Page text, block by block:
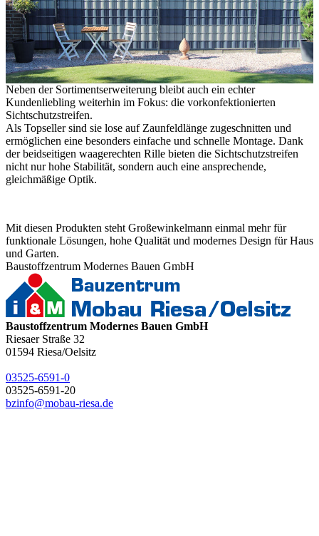
Neben der Sortimentserweiterung bleibt auch ein echter
Kundenliebling weiterhin im Fokus: die vorkonfektionierten
Sichtschutzstreifen.
Als Topseller sind sie lose auf Zaunfeldlänge zugeschnitten und
ermöglichen eine besonders einfache und schnelle Montage. Dank
der beidseitigen waagerechten Rille bieten die Sichtschutzstreifen
nicht nur hohe Stabilität, sondern auch eine ansprechende,
gleichmäßige Optik.
Mit diesen Produkten steht Großewinkelmann einmal mehr für
funktionale Lösungen, hohe Qualität und modernes Design für Haus
und Garten.
Baustoffzentrum Modernes Bauen GmbH
Baustoffzentrum Modernes Bauen GmbH
Riesaer Straße 32
01594 Riesa/Oelsitz
03525-6591-0
03525-6591-20
bzinfo@mobau-riesa.de